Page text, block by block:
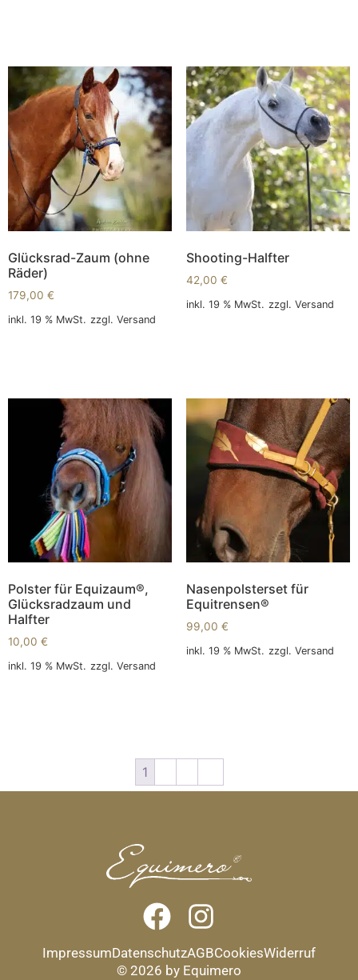
Glücksrad-Zaum (ohne
Räder)
179,00 €
inkl. 19 % MwSt. zzgl. Versand
Shooting-Halfter
42,00 €
inkl. 19 % MwSt. zzgl. Versand
Polster für Equizaum®,
Glücksradzaum und
Halfter
10,00 €
inkl. 19 % MwSt. zzgl. Versand
Nasenpolsterset für
Equitrensen®
99,00 €
inkl. 19 % MwSt. zzgl. Versand
1
ImpressumDatenschutzAGBCookiesWiderruf
© 2026 by Equimero